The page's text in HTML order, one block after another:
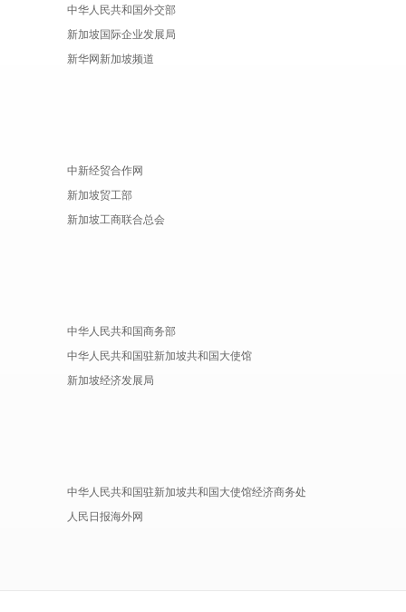
中华人民共和国外交部
新加坡国际企业发展局
新华网新加坡频道
中新经贸合作网
新加坡贸工部
新加坡工商联合总会
中华人民共和国商务部
中华人民共和国驻新加坡共和国大使馆
新加坡经济发展局
中华人民共和国驻新加坡共和国大使馆经济商务处
人民日报海外网